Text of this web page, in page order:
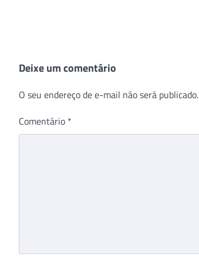
Deixe um comentário
O seu endereço de e-mail não será publicado.
Comentário *